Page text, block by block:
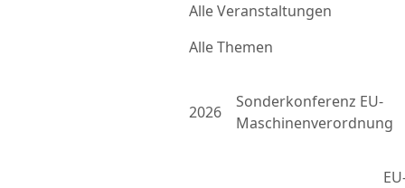
Alle Veranstaltungen
Alle Themen
2026
Sonderkonferenz EU-
Maschinenverordnung